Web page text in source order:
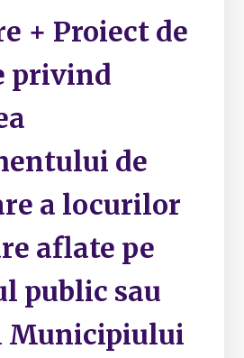
+ Proiect de
privind
de
a locurilor
aflate pe
public sau
Municipiului